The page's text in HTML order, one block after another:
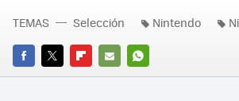
FACEBOOK
TWITTERFLIPBOARD
E-
WHATSAPP
TEMAS Selección Nintendo